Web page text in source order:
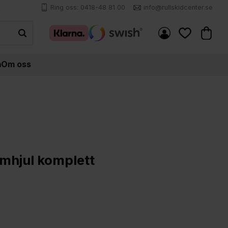
Ring oss: 0418-48 81 00 info@rullskidcenter.se
Om oss
komplett